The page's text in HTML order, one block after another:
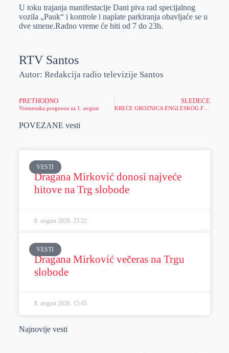
U toku trajanja manifestacije Dani piva rad specijalnog
vozila „Pauk“ i kontrole i naplate parkiranja obavljaće se u
dve smene.Radno vreme će biti od 7 do 23h.
RTV Santos
Autor: Redakcija radio televizije Santos
PRETHODNO
Vremenska prognoza za 1. avgust
SLEDEĆE
POVEZANE vesti
VESTI
Dragana Mirković donosi najveće
hitove na Trg slobode
8. avgust 2026. 23:22
VESTI
Dragana Mirković večeras na Trgu
slobode
8. avgust 2026. 15:45
Najnovije vesti